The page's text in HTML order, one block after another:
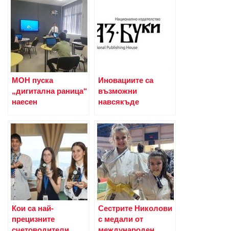
МОН пуска
„дигитална раница“
наесен
Иновациите са
възможни
навсякъде
Кои са най-
прецизните
Сестрите Николови
с медали от